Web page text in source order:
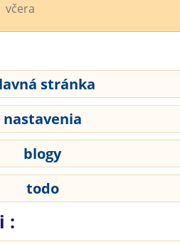
včera
stránka
nastavenia
blogy
todo
: